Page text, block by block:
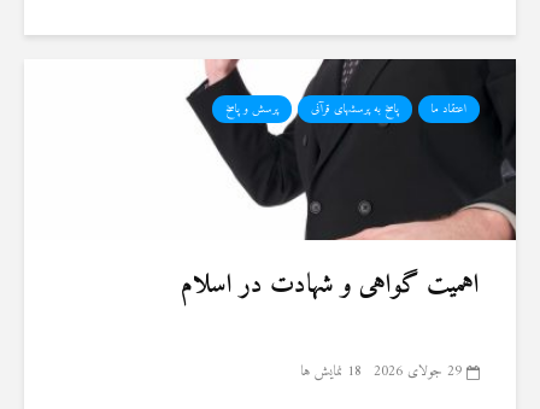
اعتقاد ما پاسخ به پرسشهای قرآنی پرسش و پاسخ
اهمیت گواهی و شهادت در اسلام
29 جولای 2026 18 نمایش ها